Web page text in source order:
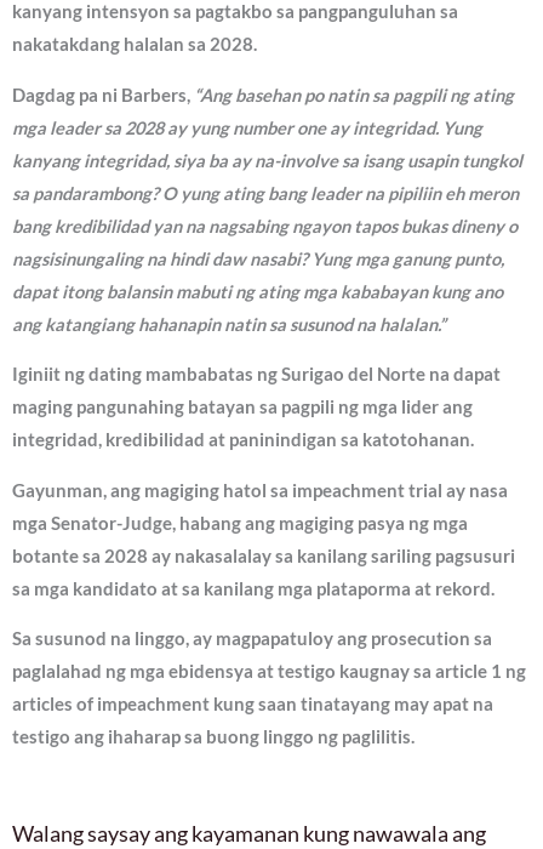
kanyang intensyon sa pagtakbo sa pangpanguluhan sa
nakatakdang halalan sa 2028.
Dagdag pa ni Barbers, “Ang basehan po natin sa pagpili ng ating
mga leader sa 2028 ay yung number one ay integridad. Yung
kanyang integridad, siya ba ay na-involve sa isang usapin tungkol
sa pandarambong? O yung ating bang leader na pipiliin eh meron
bang kredibilidad yan na nagsabing ngayon tapos bukas dineny o
nagsisinungaling na hindi daw nasabi? Yung mga ganung punto,
dapat itong balansin mabuti ng ating mga kababayan kung ano
ang katangiang hahanapin natin sa susunod na halalan.”
Iginiit ng dating mambabatas ng Surigao del Norte na dapat
maging pangunahing batayan sa pagpili ng mga lider ang
integridad, kredibilidad at paninindigan sa katotohanan.
Gayunman, ang magiging hatol sa impeachment trial ay nasa
mga Senator-Judge, habang ang magiging pasya ng mga
botante sa 2028 ay nakasalalay sa kanilang sariling pagsusuri
sa mga kandidato at sa kanilang mga plataporma at rekord.
Sa susunod na linggo, ay magpapatuloy ang prosecution sa
paglalahad ng mga ebidensya at testigo kaugnay sa article 1 ng
articles of impeachment kung saan tinatayang may apat na
testigo ang ihaharap sa buong linggo ng paglilitis.
Walang saysay ang kayamanan kung nawawala ang